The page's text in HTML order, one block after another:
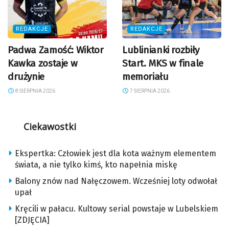
REDAKCJE
Padwa Zamość: Wiktor
Kawka zostaje w
drużynie
8 SIERPNIA 2026
REDAKCJE
Lublinianki rozbiły
Start. MKS w finale
memoriału
7 SIERPNIA 2026
Ciekawostki
Ekspertka: Człowiek jest dla kota ważnym elementem
świata, a nie tylko kimś, kto napełnia miskę
Balony znów nad Nałęczowem. Wcześniej loty odwołał
upał
Kręcili w pałacu. Kultowy serial powstaje w Lubelskiem
[ZDJĘCIA]